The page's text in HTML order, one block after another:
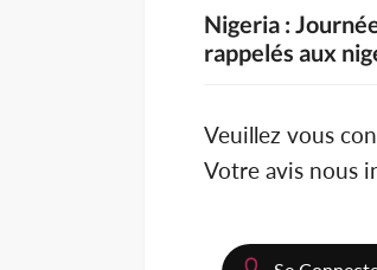
Nigeria :
rappelés aux
Veuillez vous
Votre avis nous